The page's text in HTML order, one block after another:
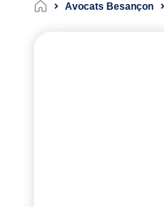
Avocats Besançon